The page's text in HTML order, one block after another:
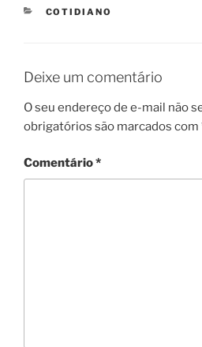
CATEGORIES
COTIDIANO
Deixe um comentário
O seu endereço de e-mail não
obrigatórios são marcados com
Comentário*